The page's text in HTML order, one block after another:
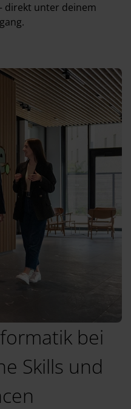
direkt unter deinem
bei
Skills und